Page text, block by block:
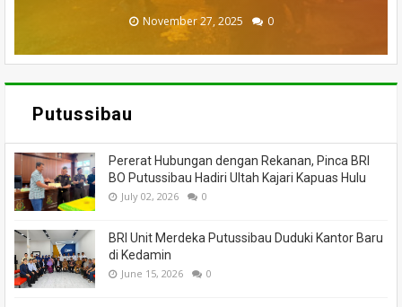
July 05, 2026 0
November 27, 2025 0
March 26, 2025 0
March 13, 2025 0
February 18, 2025 0
Putussibau
Pererat Hubungan dengan Rekanan, Pinca BRI
BO Putussibau Hadiri Ultah Kajari Kapuas Hulu
July 02, 2026 0
BRI Unit Merdeka Putussibau Duduki Kantor Baru
di Kedamin
June 15, 2026 0